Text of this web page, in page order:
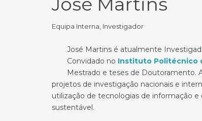
Equipa Interna, Investigador
José Martins é atualmente
Convidado no Instituto Politécnico
Mestrado e teses de Doutoramento.
projetos de investigação nacionais e
utilização de tecnologias de informação
sustentável.